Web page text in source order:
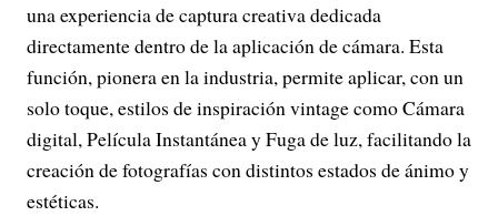
una experiencia de captura creativa dedicada
directamente dentro de la aplicación de cámara. Esta
función, pionera en la industria, permite aplicar, con un
solo toque, estilos de inspiración vintage como Cámara
digital, Película Instantánea y Fuga de luz, facilitando la
creación de fotografías con distintos estados de ánimo y
estéticas.